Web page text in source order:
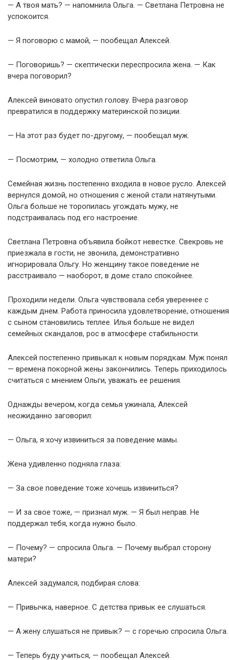
— А твоя мать? — напомнила Ольга. — Светлана Петровна не
успокоится.
— Я поговорю с мамой, — пообещал Алексей.
— Поговоришь? — скептически переспросила жена. — Как
вчера поговорил?
Алексей виновато опустил голову. Вчера разговор
превратился в поддержку материнской позиции.
— На этот раз будет по-другому, — пообещал муж.
— Посмотрим, — холодно ответила Ольга.
Семейная жизнь постепенно входила в новое русло. Алексей
вернулся домой, но отношения с женой стали натянутыми.
Ольга больше не торопилась угождать мужу, не
подстраивалась под его настроение.
Светлана Петровна объявила бойкот невестке. Свекровь не
приезжала в гости, не звонила, демонстративно
игнорировала Ольгу. Но женщину такое поведение не
расстраивало — наоборот, в доме стало спокойнее.
Проходили недели. Ольга чувствовала себя увереннее с
каждым днем. Работа приносила удовлетворение, отношения
с сыном становились теплее. Илья больше не видел
семейных скандалов, рос в атмосфере стабильности.
Алексей постепенно привыкал к новым порядкам. Муж понял
— времена покорной жены закончились. Теперь приходилось
считаться с мнением Ольги, уважать ее решения.
Однажды вечером, когда семья ужинала, Алексей
неожиданно заговорил:
— Ольга, я хочу извиниться за поведение мамы.
Жена удивленно подняла глаза:
— За свое поведение тоже хочешь извиниться?
— И за свое тоже, — признал муж. — Я был неправ. Не
поддержал тебя, когда нужно было.
— Почему? — спросила Ольга. — Почему выбрал сторону
матери?
Алексей задумался, подбирая слова:
— Привычка, наверное. С детства привык ее слушаться.
— А жену слушаться не привык? — с горечью спросила Ольга.
— Теперь буду учиться, — пообещал Алексей.